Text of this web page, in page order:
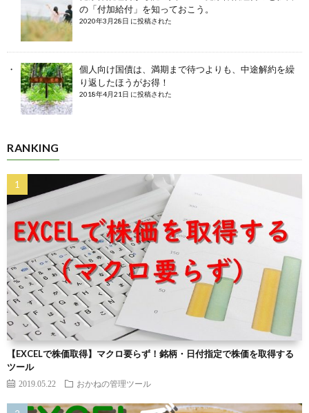
の「付加給付」を知っておこう。
2020年3月28日 に投稿された
個人向け国債は、満期まで待つよりも、中途解約を繰
り返したほうがお得！
2018年4月21日 に投稿された
RANKING
【EXCELで株価取得】マクロ要らず！銘柄・日付指定で株価を取得する
ツール
2019.05.22 おかねの管理ツール